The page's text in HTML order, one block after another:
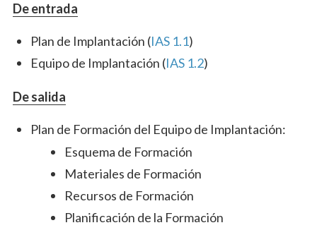
De entrada
Plan de Implantación (IAS 1.1)
Equipo de Implantación (IAS 1.2)
De salida
Plan de Formación del Equipo de Implantación:
Esquema de Formación
Materiales de Formación
Recursos de Formación
Planificación de la Formación